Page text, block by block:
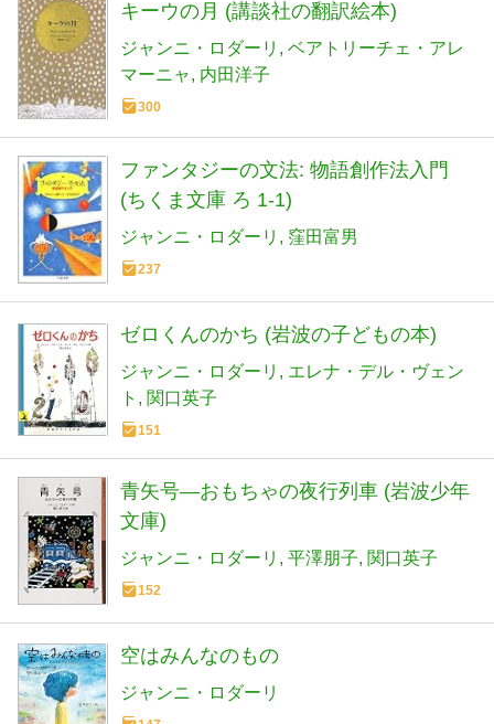
キーウの月 (講談社の翻訳絵本)
ジャンニ・ロダーリ
ベアトリーチェ・アレ
マーニャ
内田洋子
300
ファンタジーの文法: 物語創作法入門
(ちくま文庫 ろ 1-1)
ジャンニ・ロダーリ 窪田富男
237
ゼロくんのかち (岩波の子どもの本)
ジャンニ・ロダーリ
エレナ・デル・ヴェン
ト
関口英子
151
青矢号―おもちゃの夜行列車 (岩波少年
文庫)
ジャンニ・ロダーリ 平澤朋子 関口英子
152
空はみんなのもの
ジャンニ・ロダーリ